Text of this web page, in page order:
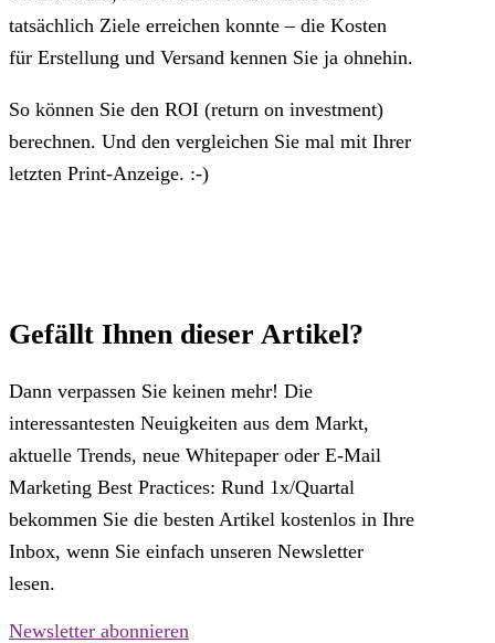
tatsächlich Ziele erreichen konnte – die Kosten
für Erstellung und Versand kennen Sie ja ohnehin.
So können Sie den ROI (return on investment)
berechnen. Und den vergleichen Sie mal mit Ihrer
letzten Print-Anzeige. :-)
Gefällt Ihnen dieser Artikel?
Dann verpassen Sie keinen mehr! Die
interessantesten Neuigkeiten aus dem Markt,
aktuelle Trends, neue Whitepaper oder E-Mail
Marketing Best Practices: Rund 1x/Quartal
bekommen Sie die besten Artikel kostenlos in Ihre
Inbox, wenn Sie einfach unseren Newsletter
lesen.
Newsletter abonnieren